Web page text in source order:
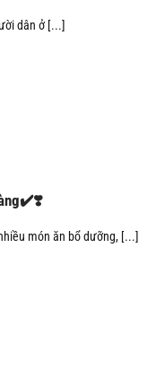
dân ở [...]
món ăn bổ dưỡng, [...]